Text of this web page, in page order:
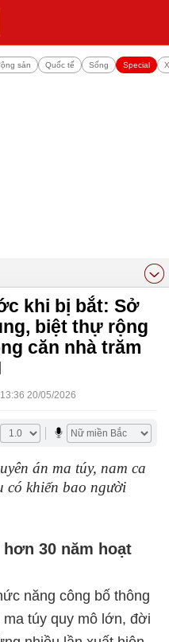
sản Quốc tế Sống Special
khi bị bắt: Sở
biệt thự rộng
căn nhà trăm
13:36 20/05/2026
án ma túy, nam ca
có khiến bao người
30 năm hoạt
năng công bố thông
túy quy mô lớn, đời